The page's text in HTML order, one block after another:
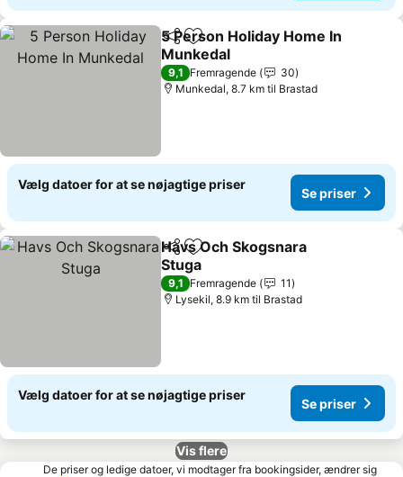
Del Føj til favoritter
5 Person Holiday Home In
Munkedal
Se priser
9,1 Fremragende
30
Munkedal, 8.7 km til Brastad
Vælg datoer for at se nøjagtige priser
Se priser
Del Føj til favoritter
Havs Och Skogsnara
Stuga
Se priser
9,1 Fremragende
11
Lysekil, 8.9 km til Brastad
Vælg datoer for at se nøjagtige priser
Se priser
Vis flere
De priser og ledige datoer, vi modtager fra bookingsider, ændrer sig